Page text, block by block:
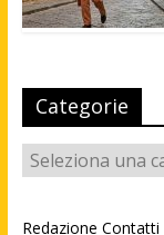
Categorie
Categorie
Redazione Contatti